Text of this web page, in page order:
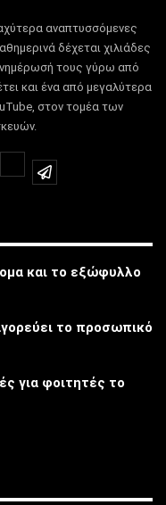
αναπτυσσόμενες
δέχεται χιλιάδες
τους γύρω από
και ένα από μεγαλύτερα
στον τομέα των
και το εξώφυλλο
το προσωπικό
για φοιτητές το